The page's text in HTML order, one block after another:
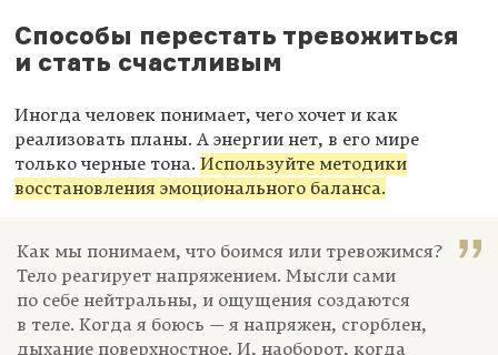
Способы перестать тревожиться
и стать счастливым
Иногда человек понимает, чего хочет и как
реализовать планы. А энергии нет, в его мире
только черные тона. Используйте методики
восстановления эмоционального баланса.
Как мы понимаем, что боимся или тревожимся?
Тело реагирует напряжением. Мысли сами
по себе нейтральны, и ощущения создаются
в теле. Когда я боюсь — я напряжен, сгорблен,
дыхание поверхностное. И, наоборот, когда